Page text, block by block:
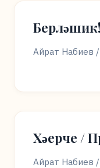
Айрат Набиев
Хәерче /
Айрат Набиев